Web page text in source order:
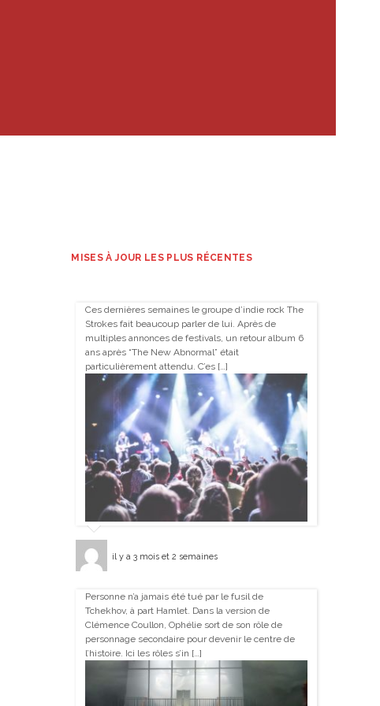
MISES À JOUR LES PLUS RÉCENTES
Ces dernières semaines le groupe d’indie rock The
Strokes fait beaucoup parler de lui. Après de
multiples annonces de festivals, un retour album 6
ans après “The New Abnormal” était
particulièrement attendu. C’es […]
il y a 3 mois et 2 semaines
Personne n’a jamais été tué par le fusil de
Tchekhov, à part Hamlet. Dans la version de
Clémence Coullon, Ophélie sort de son rôle de
personnage secondaire pour devenir le centre de
l’histoire. Ici les rôles s’in […]